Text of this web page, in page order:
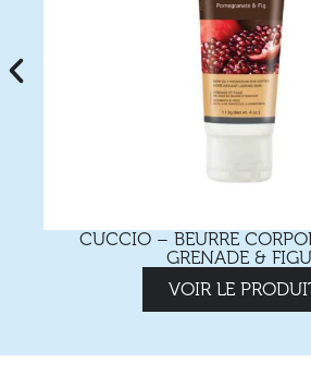
CUCCIO – BEURRE
GRENADE &
VOIR LE